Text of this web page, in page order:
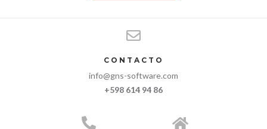
CONTACTO
info@gns-software.com
+598 614 94 86